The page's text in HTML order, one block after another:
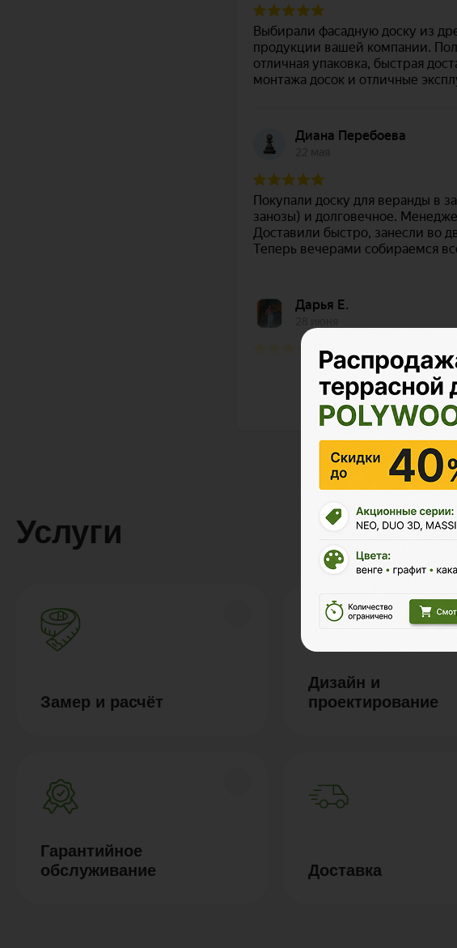
Услуги
Замер и расчёт
Дизайн и
проектирование
Гарантийное
обслуживание
Доставка